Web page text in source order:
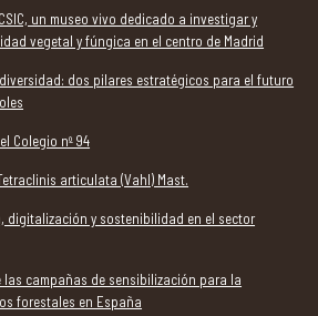
un museo vivo dedicado a investigar y
vegetal y fúngica en el centro de Madrid
dos pilares estratégicos para el futuro
Colegio nº 94
articulata (Vahl) Mast.
digitalización y sostenibilidad en el sector
campañas de sensibilización para la
forestales en España